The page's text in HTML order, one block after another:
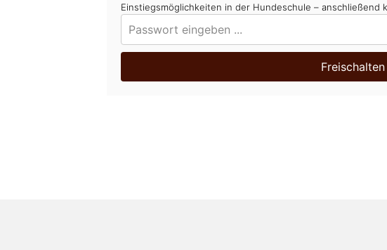
Einstiegsmöglichkeiten in der Hundeschule – anschließend
Freischalten